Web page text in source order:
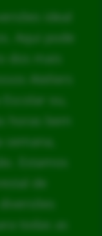
ideal
Aqui pode
dos mais
Ateliers
ou,
horas bem
Estamos
de
todas as